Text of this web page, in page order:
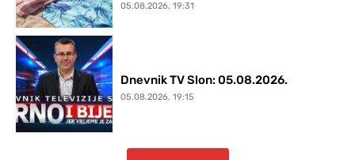
05.08.2026. 19:31
Dnevnik TV Slon: 05.08.2026.
05.08.2026. 19:15